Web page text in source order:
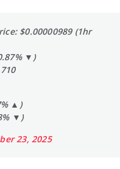
$0.00000989 (1hr
▼)
▲)
▼)
23, 2025